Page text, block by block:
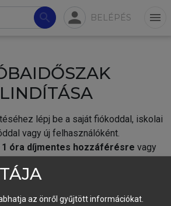
search person BELÉPÉS menu
lépj be a saját fiókoddal, iskolai
vagy új felhasználóként.
1 óra díjmentes hozzáférésre vagy
vagy hozz létre új fiókot.
az önről gyűjtött információkat.